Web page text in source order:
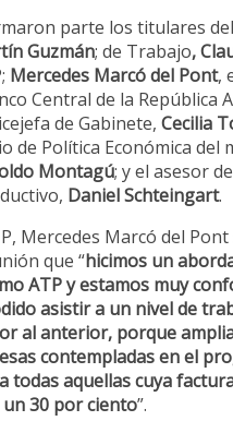
parte los titulares
Guzmán; de Trabajo,
Mercedes Marcó del Pont,
Central de la República
de Gabinete, Cecilia
de Política Económica del
Montagú; y el asesor
Daniel Schteingart.
Mercedes Marcó del
que “hicimos un
ATP y estamos muy
asistir a un nivel de
al anterior, porque
contempladas en el
todas aquellas cuya
30 por ciento”.